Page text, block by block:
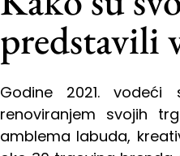
predstavili
Godine 2021.
renoviranjem svojih
amblema labuda,